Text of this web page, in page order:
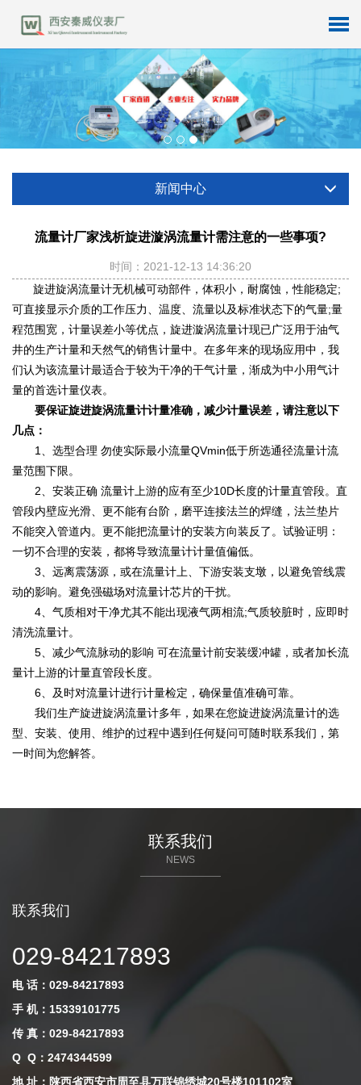
新闻中心
流量计厂家浅析旋进漩涡流量计需注意的一些事项?
时间：2021-12-13 14:36:20
旋进旋涡流量计无机械可动部件，体积小，耐腐蚀，性能稳定;
可直接显示介质的工作压力、温度、流量以及标准状态下的气量;量
程范围宽，计量误差小等优点，旋进漩涡流量计现已广泛用于油气
井的生产计量和天然气的销售计量中。在多年来的现场应用中，我
们认为该流量计最适合于较为干净的干气计量，渐成为中小用气计
量的首选计量仪表。
要保证旋进旋涡流量计计量准确，减少计量误差，请注意以下
几点：
1、选型合理 勿使实际最小流量QVmin低于所选通径流量计流
量范围下限。
2、安装正确 流量计上游的应有至少10D长度的计量直管段。直
管段内壁应光滑、更不能有台阶，磨平连接法兰的焊缝，法兰垫片
不能突入管道内。更不能把流量计的安装方向装反了。试验证明：
一切不合理的安装，都将导致流量计计量值偏低。
3、远离震荡源，或在流量计上、下游安装支墩，以避免管线震
动的影响。避免强磁场对流量计芯片的干扰。
4、气质相对干净尤其不能出现液气两相流;气质较脏时，应即时
清洗流量计。
5、减少气流脉动的影响 可在流量计前安装缓冲罐，或者加长流
量计上游的计量直管段长度。
6、及时对流量计进行计量检定，确保量值准确可靠。
我们生产旋进旋涡流量计多年，如果在您旋进旋涡流量计的选
型、安装、使用、维护的过程中遇到任何疑问可随时联系我们，第
一时间为您解答。
联系我们
NEWS
联系我们
029-84217893
电 话：029-84217893
手 机：15339101775
传 真：029-84217893
Q Q ： 2474344599
地 址：陕西省西安市周至县万联锦绣城20号楼101102室